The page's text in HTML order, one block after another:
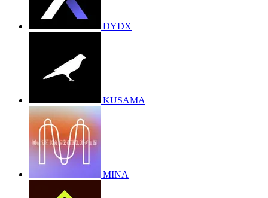
DYDX
KUSAMA
MINA